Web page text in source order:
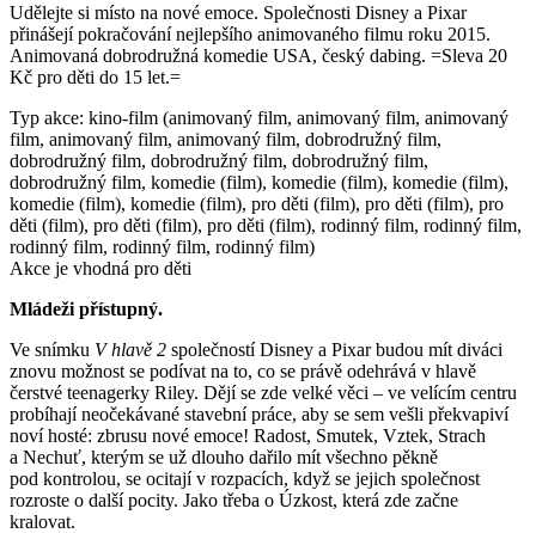
Udělejte si místo na nové emoce. Společnosti Disney a Pixar
přinášejí pokračování nejlepšího animovaného filmu roku 2015.
Animovaná dobrodružná komedie USA, český dabing. =Sleva 20
Kč pro děti do 15 let.=
Typ akce: kino-film (animovaný film, animovaný film, animovaný
film, animovaný film, animovaný film, dobrodružný film,
dobrodružný film, dobrodružný film, dobrodružný film,
dobrodružný film, komedie (film), komedie (film), komedie (film),
komedie (film), komedie (film), pro děti (film), pro děti (film), pro
děti (film), pro děti (film), pro děti (film), rodinný film, rodinný film,
rodinný film, rodinný film, rodinný film)
Akce je vhodná pro děti
Mládeži přístupný.
Ve snímku V hlavě 2 společností Disney a Pixar budou mít diváci
znovu možnost se podívat na to, co se právě odehrává v hlavě
čerstvé teenagerky Riley. Dějí se zde velké věci – ve velícím centru
probíhají neočekávané stavební práce, aby se sem vešli překvapiví
noví hosté: zbrusu nové emoce! Radost, Smutek, Vztek, Strach
a Nechuť, kterým se už dlouho dařilo mít všechno pěkně
pod kontrolou, se ocitají v rozpacích, když se jejich společnost
rozroste o další pocity. Jako třeba o Úzkost, která zde začne
kralovat.